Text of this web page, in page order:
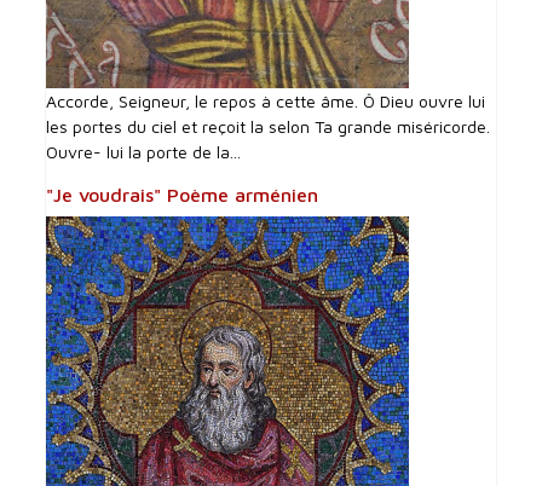
Accorde, Seigneur, le repos à cette âme. Ô Dieu ouvre lui
les portes du ciel et reçoit la selon Ta grande miséricorde.
Ouvre- lui la porte de la...
"Je voudrais" Poème arménien